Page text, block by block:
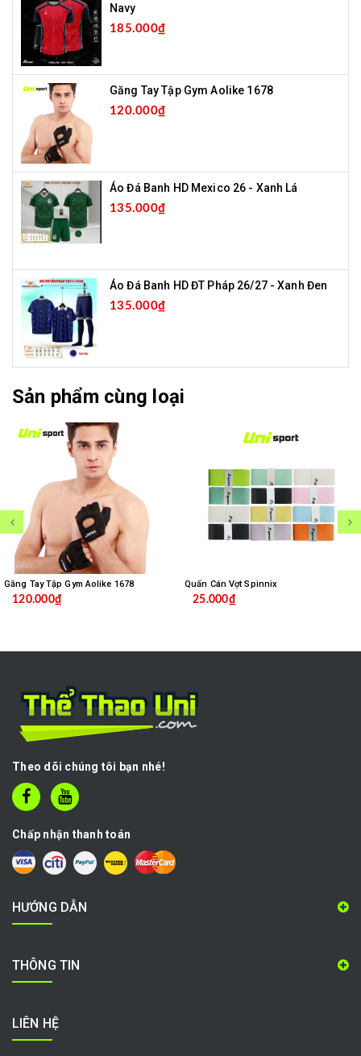
Navy
185.000₫
Găng Tay Tập Gym Aolike 1678
120.000₫
Áo Đá Banh HD Mexico 26 - Xanh Lá
135.000₫
Áo Đá Banh HD ĐT Pháp 26/27 - Xanh Đen
135.000₫
Sản phẩm cùng loại
Găng Tay Tập Gym Aolike 1678
120.000₫
Quấn Cán Vợt Spinnix
25.000₫
Theo dõi chúng tôi bạn nhé!
Chấp nhận thanh toán
HƯỚNG DẪN
THÔNG TIN
LIÊN HỆ